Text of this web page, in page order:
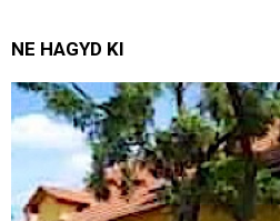
NE HAGYD KI